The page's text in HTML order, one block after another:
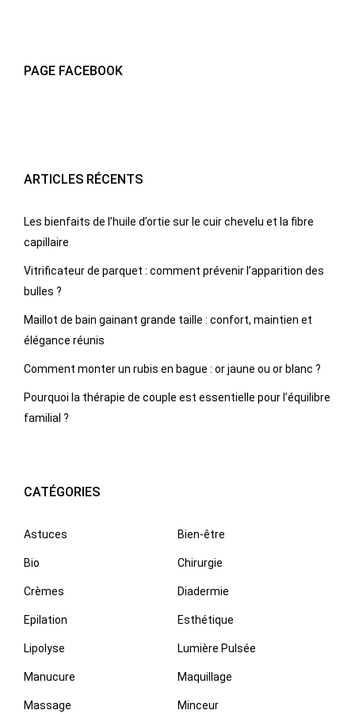
PAGE FACEBOOK
ARTICLES RÉCENTS
Les bienfaits de l’huile d’ortie sur le cuir chevelu et la fibre
capillaire
Vitrificateur de parquet : comment prévenir l’apparition des
bulles ?
Maillot de bain gainant grande taille : confort, maintien et
élégance réunis
Comment monter un rubis en bague : or jaune ou or blanc ?
Pourquoi la thérapie de couple est essentielle pour l’équilibre
familial ?
CATÉGORIES
Astuces Bien-être
Bio Chirurgie
Crèmes Diadermie
Epilation Esthétique
Lipolyse Lumière Pulsée
Manucure Maquillage
Massage Minceur